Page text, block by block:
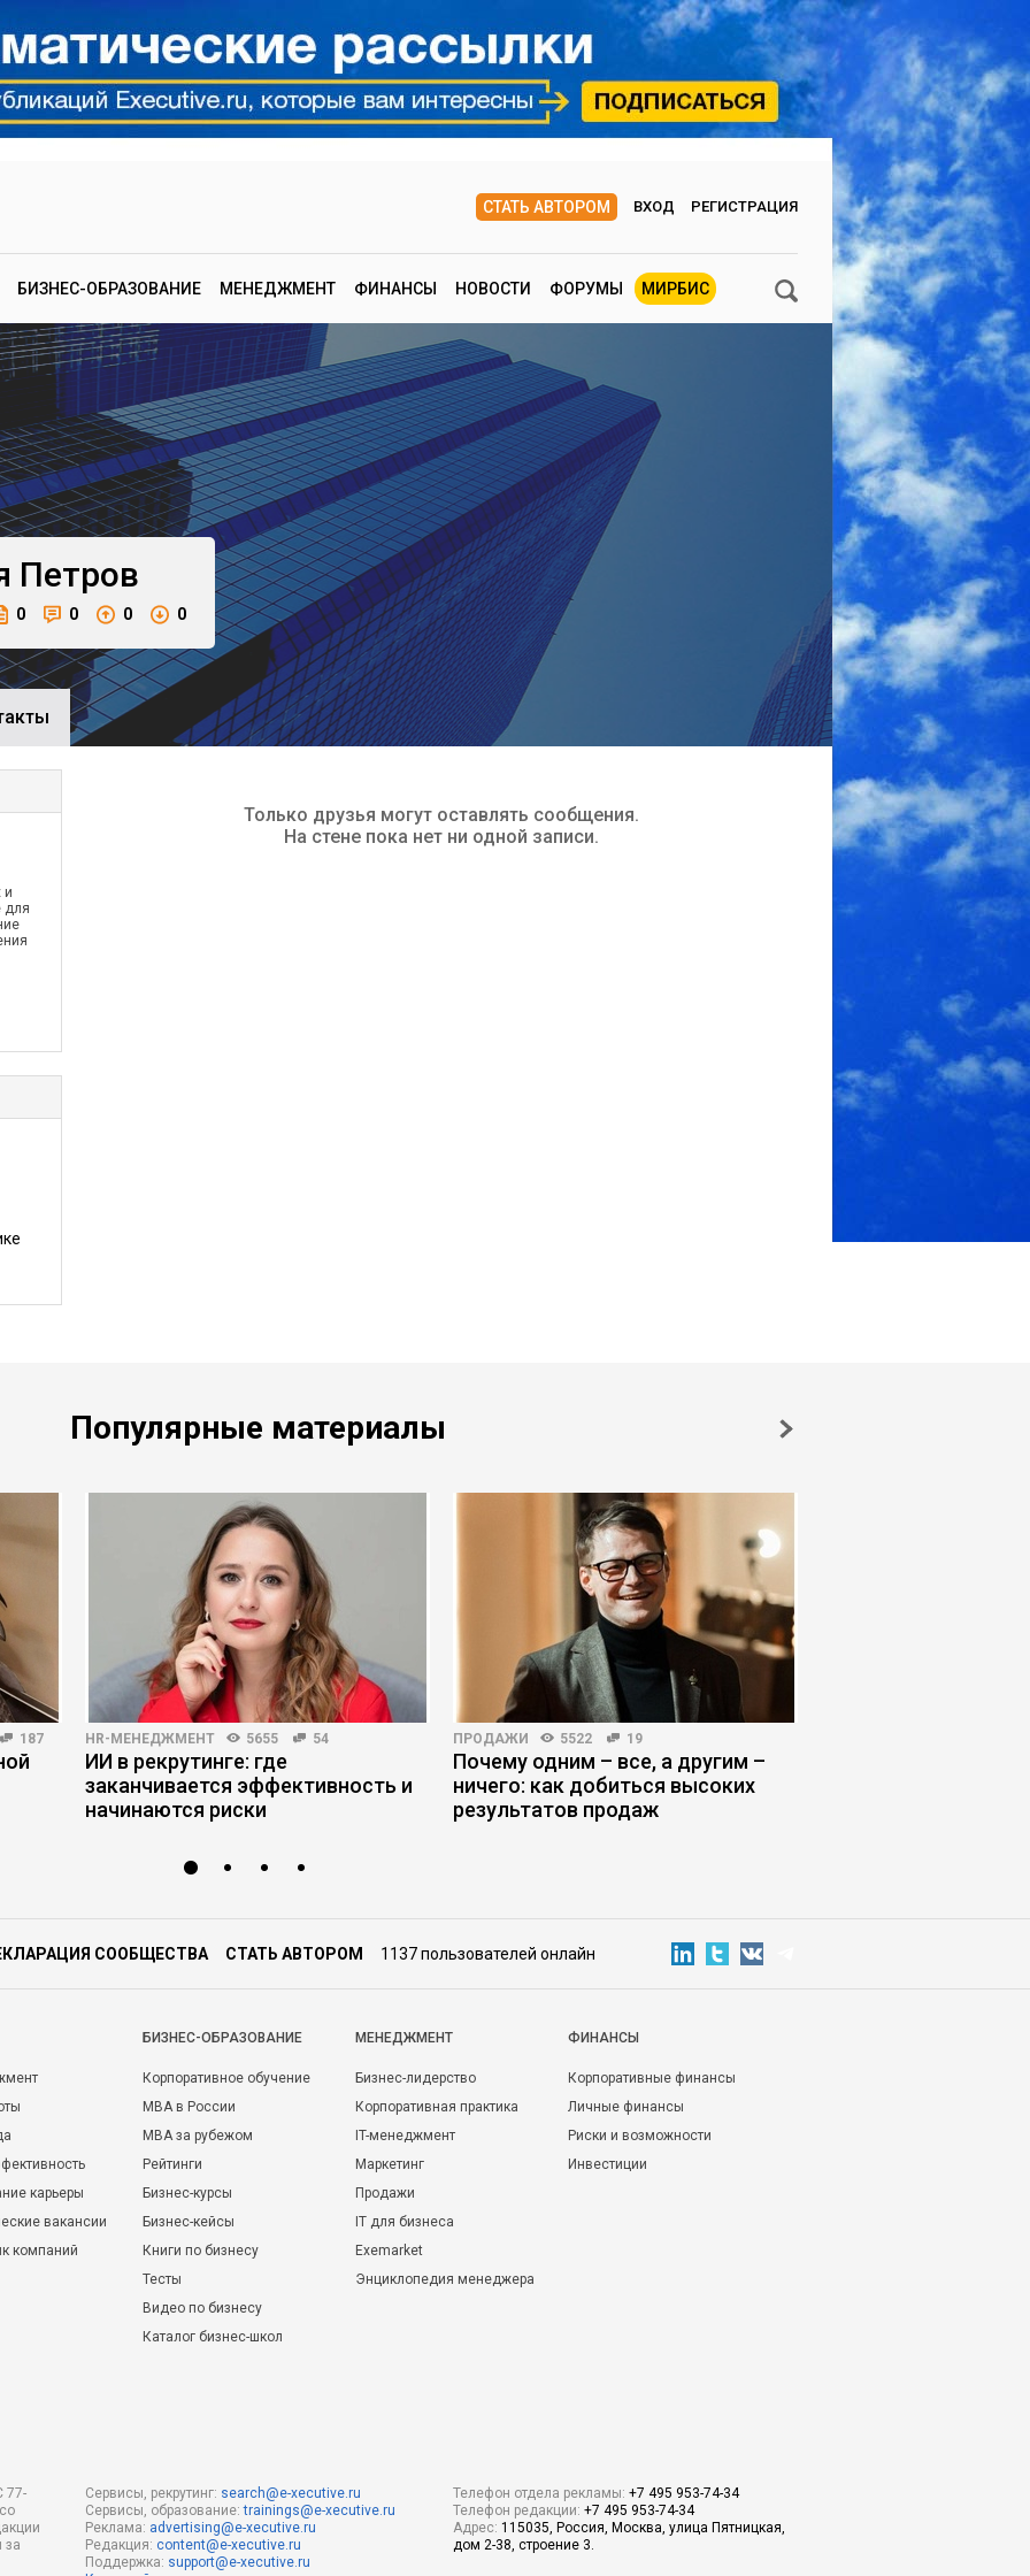
СТАТЬ АВТОРОМ ВХОД РЕГИСТРАЦИЯ
БИЗНЕС-ОБРАЗОВАНИЕ МЕНЕДЖМЕНТ ФИНАНСЫ НОВОСТИ ФОРУМЫ МИРБИС
Петров
0 0 0 0
и
для
Только друзья могут оставлять сообщения.
На стене пока нет ни одной записи.
Популярные материалы
187 HR-МЕНЕДЖМЕНТ 5655 54
ИИ в рекрутинге: где
заканчивается эффективность и
начинаются риски
ПРОДАЖИ 5522 19
Почему одним – все, а другим –
ничего: как добиться высоких
результатов продаж
СООБЩЕСТВА СТАТЬ АВТОРОМ 1137 пользователей онлайн
карьеры
вакансии
компаний
БИЗНЕС-ОБРАЗОВАНИЕ
Корпоративное обучение
MBA в России
MBA за рубежом
Рейтинги
Бизнес-курсы
Бизнес-кейсы
Книги по бизнесу
Тесты
Видео по бизнесу
Каталог бизнес-школ
МЕНЕДЖМЕНТ
Бизнес-лидерство
Корпоративная практика
IT-менеджмент
Маркетинг
Продажи
IT для бизнеса
Exemarket
Энциклопедия менеджера
ФИНАНСЫ
Корпоративные финансы
Личные финансы
Риски и возможности
Инвестиции
77-
за
Сервисы, рекрутинг: search@e-xecutive.ru
Сервисы, образование:trainings@e-xecutive.ru
Реклама: advertising@e-xecutive.ru
Редакция: content@e-xecutive.ru
Поддержка: support@e-xecutive.ru
Телефон отдела рекламы: +7 495 953-74-34
Телефон редакции: +7 495 953-74-34
Адрес: 115035, Россия, Москва, улица Пятницкая,
дом 2-38, строение 3.